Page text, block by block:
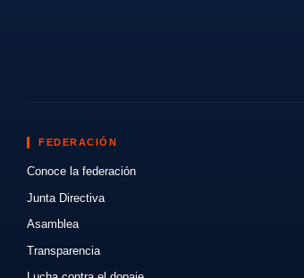
FEDERACIÓN
Conoce la federación
Junta Directiva
Asamblea
Transparencia